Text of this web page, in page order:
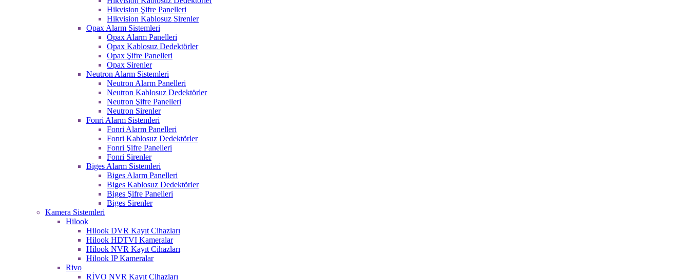
Hikvision Şifre Panelleri
Hikvision Kablosuz Sirenler
Opax Alarm Sistemleri
Opax Alarm Panelleri
Opax Kablosuz Dedektörler
Opax Şifre Panelleri
Opax Sirenler
Neutron Alarm Sistemleri
Neutron Alarm Panelleri
Neutron Kablosuz Dedektörler
Neutron Şifre Panelleri
Neutron Sirenler
Fonri Alarm Sistemleri
Fonri Alarm Panelleri
Fonri Kablosuz Dedektörler
Fonri Şifre Panelleri
Fonri Sirenler
Biges Alarm Sistemleri
Biges Alarm Panelleri
Biges Kablosuz Dedektörler
Biges Şifre Panelleri
Biges Sirenler
Kamera Sistemleri
Hilook
Hilook DVR Kayıt Cihazları
Hilook HDTVI Kameralar
Hilook NVR Kayıt Cihazları
Hilook IP Kameralar
Rivo
RİVO NVR Kayıt Cihazları